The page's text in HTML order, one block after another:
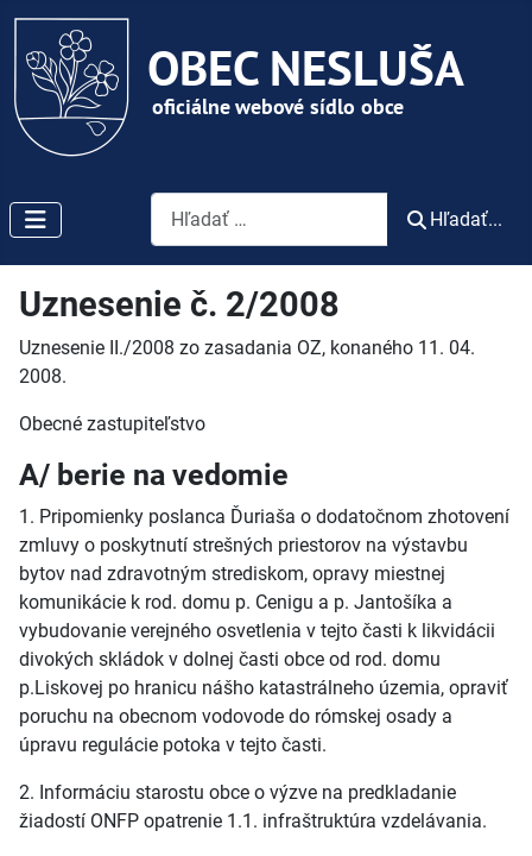
Vyhľadávanie
Hľadať...
Uznesenie č. 2/2008
Uznesenie II./2008 zo zasadania OZ, konaného 11. 04.
2008.
Obecné zastupiteľstvo
A/ berie na vedomie
1. Pripomienky poslanca Ďuriaša o dodatočnom zhotovení
zmluvy o poskytnutí strešných priestorov na výstavbu
bytov nad zdravotným strediskom, opravy miestnej
komunikácie k rod. domu p. Cenigu a p. Jantošíka a
vybudovanie verejného osvetlenia v tejto časti k likvidácii
divokých skládok v dolnej časti obce od rod. domu
p.Liskovej po hranicu nášho katastrálneho územia, opraviť
poruchu na obecnom vodovode do rómskej osady a
úpravu regulácie potoka v tejto časti.
2. Informáciu starostu obce o výzve na predkladanie
žiadostí ONFP opatrenie 1.1. infraštruktúra vzdelávania.